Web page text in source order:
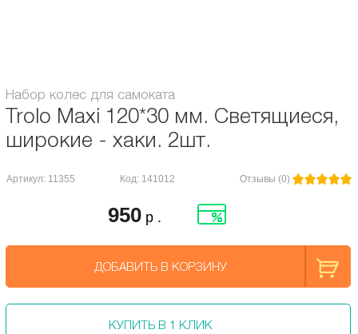
Набор колес для самоката
Trolo Maxi 120*30 мм. Светящиеся,
широкие - хаки. 2шт.
Артикул: 11355 Код: 141012 Отзывы (0)
950 р .
ДОБАВИТЬ В КОРЗИНУ
КУПИТЬ В 1 КЛИК